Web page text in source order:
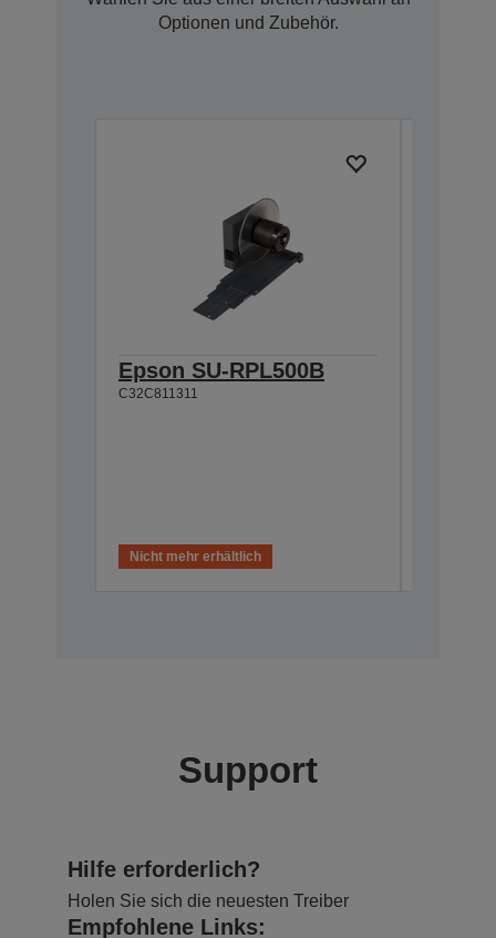
Optionen und Zubehör.
Epson SU-RPL500B
C32C811311
Nicht mehr erhältlich
Support
Hilfe erforderlich?
Holen Sie sich die neuesten Treiber
Empfohlene Links: